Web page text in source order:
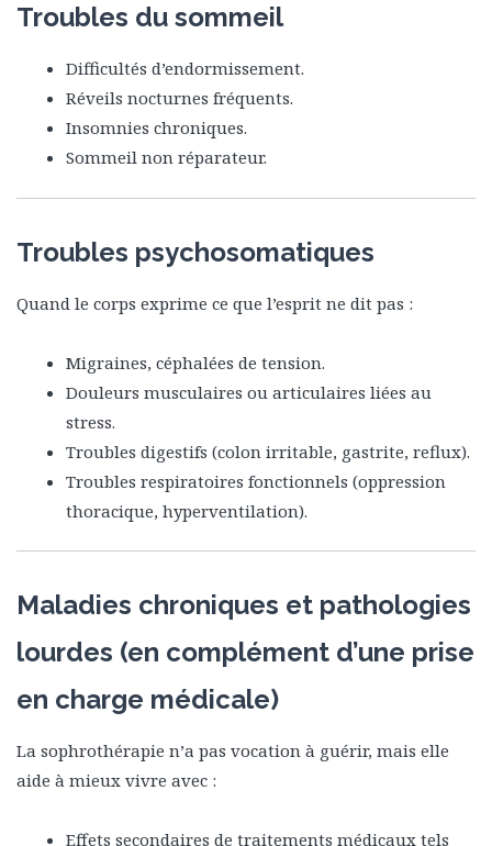
Troubles du sommeil
Difficultés d’endormissement.
Réveils nocturnes fréquents.
Insomnies chroniques.
Sommeil non réparateur.
Troubles psychosomatiques
Quand le corps exprime ce que l’esprit ne dit pas :
Migraines, céphalées de tension.
Douleurs musculaires ou articulaires liées au
stress.
Troubles digestifs (colon irritable, gastrite, reflux).
Troubles respiratoires fonctionnels (oppression
thoracique, hyperventilation).
Maladies chroniques et pathologies
lourdes (en complément d’une prise
en charge médicale)
La sophrothérapie n’a pas vocation à guérir, mais elle
aide à mieux vivre avec :
Effets secondaires de traitements médicaux tels